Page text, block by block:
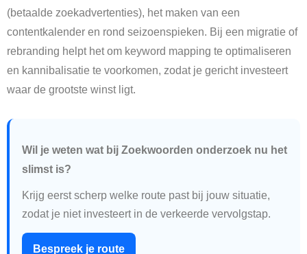
(betaalde zoekadvertenties), het maken van een
contentkalender en rond seizoenspieken. Bij een migratie of
rebranding helpt het om keyword mapping te optimaliseren
en kannibalisatie te voorkomen, zodat je gericht investeert
waar de grootste winst ligt.
Wil je weten wat bij Zoekwoorden onderzoek nu het
slimst is?
Krijg eerst scherp welke route past bij jouw situatie,
zodat je niet investeert in de verkeerde vervolgstap.
Bespreek je route